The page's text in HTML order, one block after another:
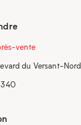
vente
du Versant-Nord